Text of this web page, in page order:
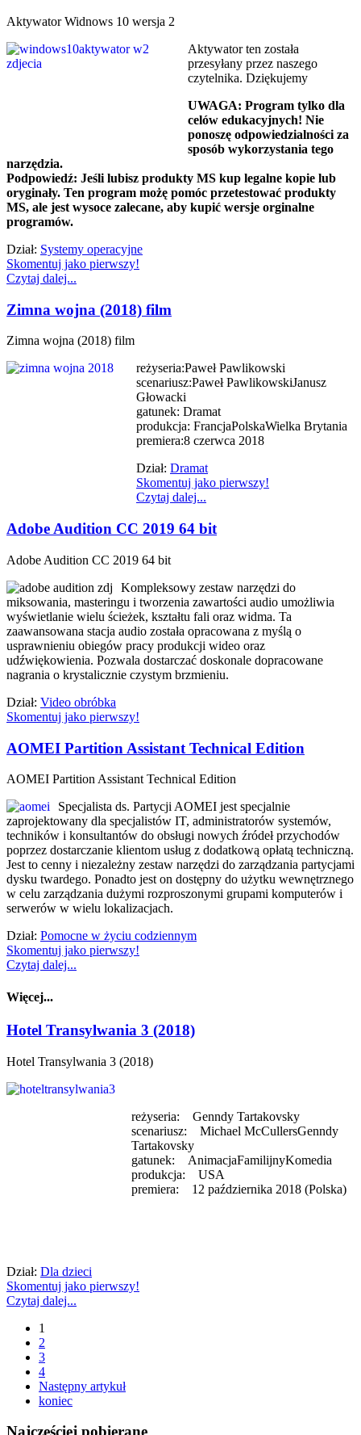
Aktywator Widnows 10 wersja 2
Aktywator ten została
przesyłany przez naszego
czytelnika. Dziękujemy
UWAGA: Program tylko dla
celów edukacyjnych! Nie
ponoszę odpowiedzialności za
sposób wykorzystania tego
narzędzia.
Podpowiedź: Jeśli lubisz produkty MS kup legalne kopie lub
oryginały. Ten program możę pomóc przetestować produkty
MS, ale jest wysoce zalecane, aby kupić wersje orginalne
programów.
Dział: Systemy operacyjne
Skomentuj jako pierwszy!
Czytaj dalej...
Zimna wojna (2018) film
Zimna wojna (2018) film
reżyseria:Paweł Pawlikowski
scenariusz:Paweł PawlikowskiJanusz
Głowacki
gatunek: Dramat
produkcja: FrancjaPolskaWielka Brytania
premiera:8 czerwca 2018
Dział: Dramat
Skomentuj jako pierwszy!
Czytaj dalej...
Adobe Audition CC 2019 64 bit
Adobe Audition CC 2019 64 bit
Kompleksowy zestaw narzędzi do
miksowania, masteringu i tworzenia zawartości audio umożliwia
wyświetlanie wielu ścieżek, kształtu fali oraz widma. Ta
zaawansowana stacja audio została opracowana z myślą o
usprawnieniu obiegów pracy produkcji wideo oraz
udźwiękowienia. Pozwala dostarczać doskonale dopracowane
nagrania o krystalicznie czystym brzmieniu.
Dział: Video obróbka
Skomentuj jako pierwszy!
AOMEI Partition Assistant Technical Edition
AOMEI Partition Assistant Technical Edition
Specjalista ds. Partycji AOMEI jest specjalnie
zaprojektowany dla specjalistów IT, administratorów systemów,
techników i konsultantów do obsługi nowych źródeł przychodów
poprzez dostarczanie klientom usług z dodatkową opłatą techniczną.
Jest to cenny i niezależny zestaw narzędzi do zarządzania partycjami
dysku twardego. Ponadto jest on dostępny do użytku wewnętrznego
w celu zarządzania dużymi rozproszonymi grupami komputerów i
serwerów w wielu lokalizacjach.
Dział: Pomocne w życiu codziennym
Skomentuj jako pierwszy!
Czytaj dalej...
Więcej...
Hotel Transylwania 3 (2018)
Hotel Transylwania 3 (2018)
reżyseria: Genndy Tartakovsky
scenariusz: Michael McCullersGenndy
Tartakovsky
gatunek: AnimacjaFamilijnyKomedia
produkcja: USA
premiera: 12 października 2018 (Polska)
Dział: Dla dzieci
Skomentuj jako pierwszy!
Czytaj dalej...
1
2
3
4
Następny artykuł
koniec
Najcześciej pobierane